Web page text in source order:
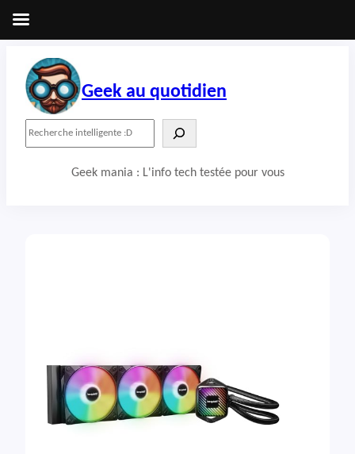
contenu
Geek au quotidien
Geek mania : L'info tech testée pour vous